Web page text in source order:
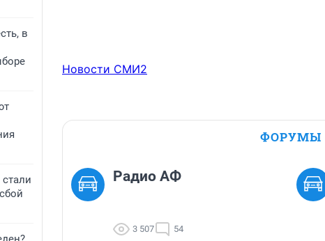
в
Новости СМИ2
ФОРУМЫ
Радио АФ
3 507 54